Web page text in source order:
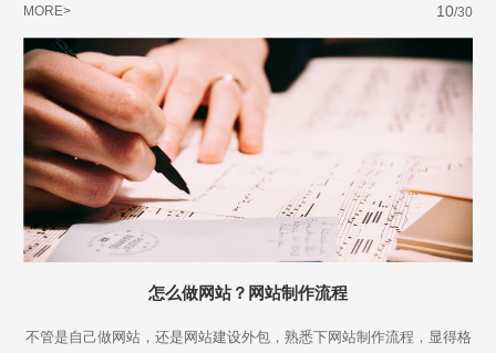
MORE> 10/30
怎么做网站？网站制作流程
不管是自己做网站，还是网站建设外包，熟悉下网站制作流程，显得格